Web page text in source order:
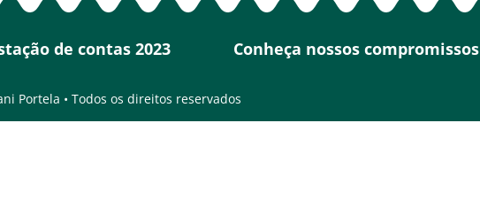
de contas 2023 Conheça nossos compromissos
Portela • Todos os direitos reservados